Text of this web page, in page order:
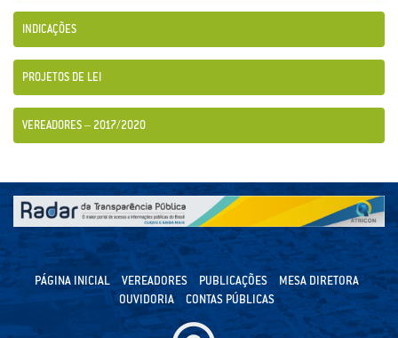
INDICAÇÕES
PROJETOS DE LEI
VEREADORES – 2017/2020
PÁGINA INICIAL VEREADORES PUBLICAÇÕES
MESA DIRETORA
OUVIDORIA
CONTAS PÚBLICAS